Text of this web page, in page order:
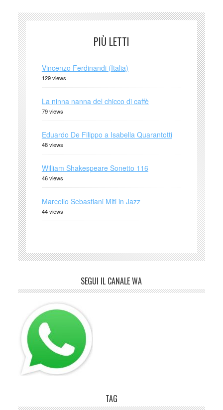
PIÙ LETTI
Vincenzo Ferdinandi (Italia)
129 views
La ninna nanna del chicco di caffè
79 views
Eduardo De Filippo a Isabella Quarantotti
48 views
William Shakespeare Sonetto 116
46 views
Marcello Sebastiani Miti in Jazz
44 views
SEGUI IL CANALE WA
TAG